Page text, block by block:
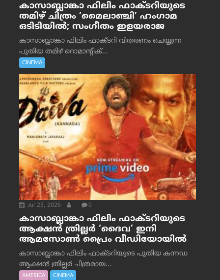
കാസാബ്ലാങ്കാ ഫിലിം ഫാക്ടറിയുടെ
തമിഴ് ചിത്രം ‘മൈലാഞ്ചി’ ഹംഗാമ
ഒടിടിയിൽ; സംഗീതം ഇളയരാജ
കാസാബ്ലാങ്കാ ഫിലിം ഫാക്ടറി വിതരണം ചെയ്യുന്ന
പുതിയ തമിഴ് റൊമാന്റിക്...
CINEMA
Jul 23, 2026 . 0
കാസാബ്ലാങ്കാ ഫിലിം ഫാക്ടറിയുടെ
ആക്ഷൻ ത്രില്ലർ ‘ദൈവ’ ഇനി
ആമസോൺ പ്രൈം വീഡിയോയിൽ
കാസാബ്ലാങ്കാ ഫിലിം ഫാക്ടറിയുടെ പുതിയ കന്നഡ
ആക്ഷൻ ത്രില്ലർ ചിത്രമായ...
AMERICA CINEMA